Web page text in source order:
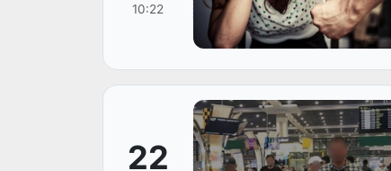
10:22
22